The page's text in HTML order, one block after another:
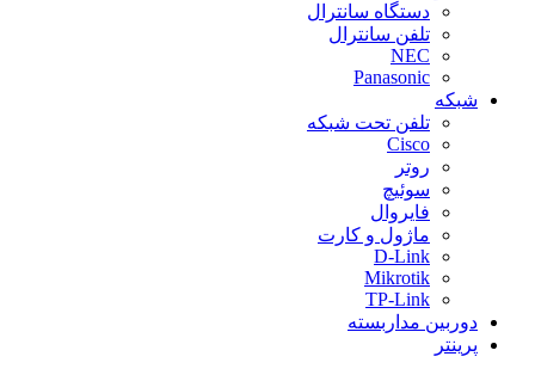
دستگاه سانترال
تلفن سانترال
NEC
Panasonic
شبکه
تلفن تحت شبکه
Cisco
روتر
سوئیچ
فایروال
ماژول و کارت
D-Link
Mikrotik
TP-Link
دوربین مداربسته
پرینتر